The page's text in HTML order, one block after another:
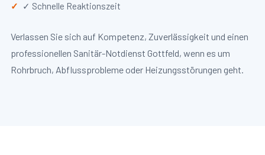
✓ Schnelle Reaktionszeit
Verlassen Sie sich auf Kompetenz, Zuverlässigkeit und einen
professionellen Sanitär-Notdienst Gottfeld, wenn es um
Rohrbruch, Abflussprobleme oder Heizungsstörungen geht.